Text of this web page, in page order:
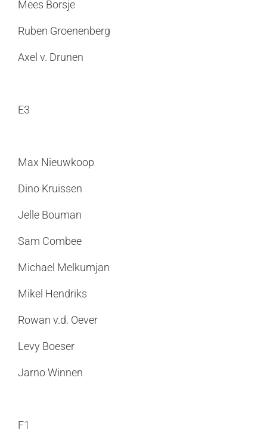
Mees Borsje
Ruben Groenenberg
Axel v. Drunen
E3
Max Nieuwkoop
Dino Kruissen
Jelle Bouman
Sam Combee
Michael Melkumjan
Mikel Hendriks
Rowan v.d. Oever
Levy Boeser
Jarno Winnen
F1